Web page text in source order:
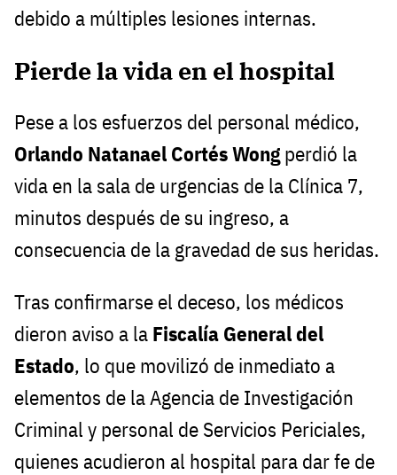
debido a múltiples lesiones internas.
Pierde la vida en el hospital
Pese a los esfuerzos del personal médico,
Orlando Natanael Cortés Wong perdió la
vida en la sala de urgencias de la Clínica 7,
minutos después de su ingreso, a
consecuencia de la gravedad de sus heridas.
Tras confirmarse el deceso, los médicos
dieron aviso a la Fiscalía General del
Estado, lo que movilizó de inmediato a
elementos de la Agencia de Investigación
Criminal y personal de Servicios Periciales,
quienes acudieron al hospital para dar fe de